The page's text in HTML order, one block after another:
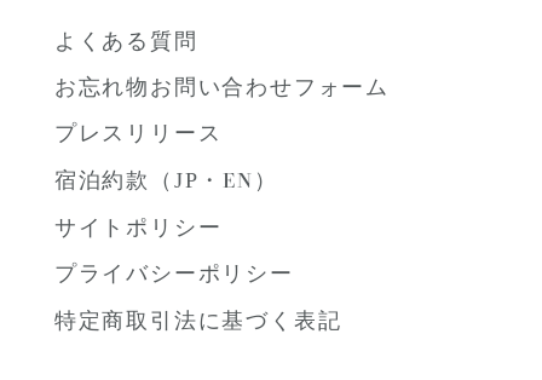
よくある質問
お忘れ物お問い合わせフォーム
プレスリリース
宿泊約款（ JP ・EN ）
サイトポリシー
プライバシーポリシー
特定商取引法に基づく表記